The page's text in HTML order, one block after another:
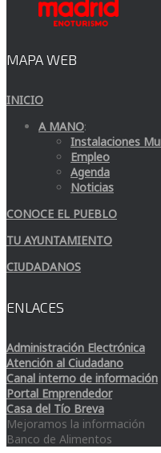
MAPA WEB
INICIO
A MANO:
Instalaciones
Empleo
Agenda
Noticias
CONOCE EL PUEBLO
TU AYUNTAMIENTO
CIUDADANOS
ENLACES
Administración Electrónica
Atención al Ciudadano
Canal interno de información
Portal Emprendedor
Casa del Tío Breva
Mejoramos la información
Banco de Alimentos